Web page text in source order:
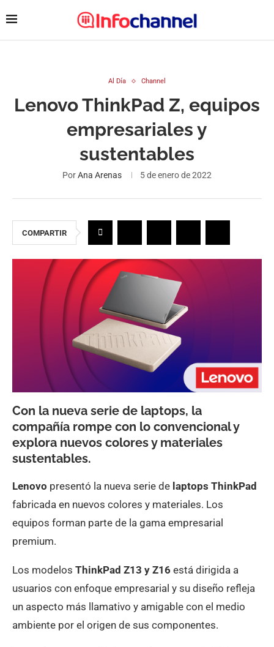
Al Día Channel
Lenovo ThinkPad Z, equipos
empresariales y
sustentables
PorAna Arenas 5 de enero de 2022
COMPARTIR
Con la nueva serie de laptops, la
compañía rompe con lo convencional y
explora nuevos colores y materiales
sustentables.
Lenovo presentó la nueva serie de laptops ThinkPad
fabricada en nuevos colores y materiales. Los
equipos forman parte de la gama empresarial
premium.
Los modelos ThinkPad Z13 y Z16 está dirigida a
usuarios con enfoque empresarial y su diseño refleja
un aspecto más llamativo y amigable con el medio
ambiente por el origen de sus componentes.